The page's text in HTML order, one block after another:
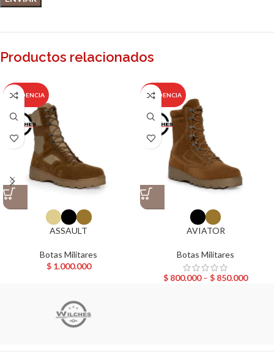
Productos relacionados
TENDENCIA
ASSAULT
Botas Militares
$1.000.000
TENDENCIA
AVIATOR
Botas Militares
$ 800.000 – $ 850.000